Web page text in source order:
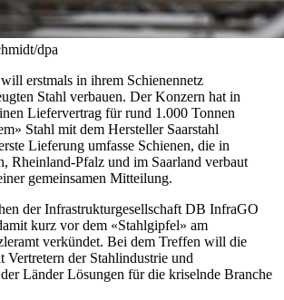
dpa
erstmals in ihrem Schienennetz
Stahl verbauen. Der Konzern hat in
Liefervertrag für rund 1.000 Tonnen
Stahl mit dem Hersteller Saarstahl
Lieferung umfasse Schienen, die in
Rheinland-Pfalz und im Saarland verbaut
gemeinsamen Mitteilung.
der Infrastrukturgesellschaft DB InfraGO
kurz vor dem «Stahlgipfel» am
verkündet. Bei dem Treffen will die
Vertretern der Stahlindustrie und
Länder Lösungen für die kriselnde Branche